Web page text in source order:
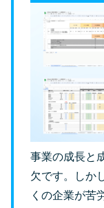
事業の成長と
欠です。しか
くの企業が苦